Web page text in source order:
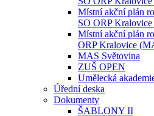
Místní akční plán
SO ORP
Místní akční plán
ORP Kralovice
MAS Světovina
ZUŠ OPEN
Umělecká
Úřední deska
Dokumenty
ŠABLONY II